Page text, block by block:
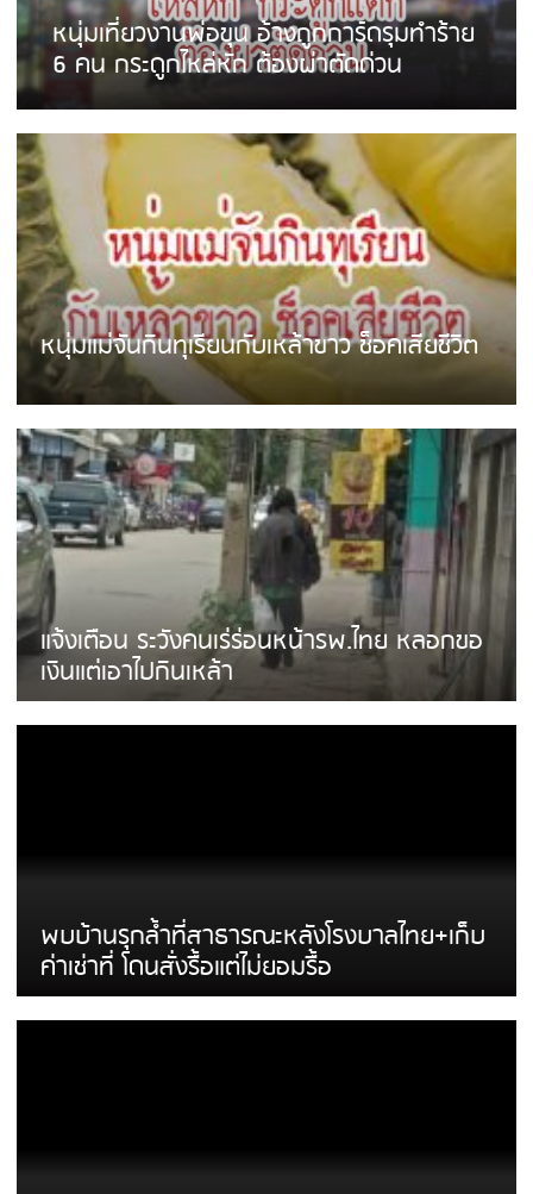
หนุ่มเที่ยวงานพ่อขุน อ้างถูกการ์ดรุมทำร้าย
6 คน กระดูกไหล่หัก ต้องผ่าตัดด่วน
หนุ่มแม่จันกินทุเรียนกับเหล้าขาว ช็อคเสียชีวิต
แจ้งเตือน ระวังคนเร่ร่อนหน้ารพ.ไทย หลอกขอ
เงินแต่เอาไปกินเหล้า
พบบ้านรุกล้ำที่สาธารณะหลังโรงบาลไทย+เก็บ
ค่าเช่าที่ โดนสั่งรื้อแต่ไม่ยอมรื้อ